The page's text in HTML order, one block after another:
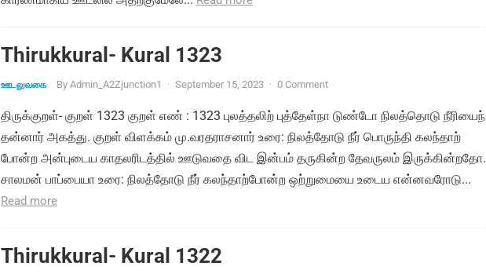
Thirukkural- Kural 1323
ஊடலுவகை By Admin_A2Zjunction1 · September 15, 2023 · 0 Comment
திருக்குறள்- குறள் 1323 குறள் எண் : 1323 புலத்தலிற் புத்தேள்நா டுண்டோ நிலத்தொடு நீரியைந்
தன்னார் அகத்து. குறள் விளக்கம் மு.வரதராசனார் உரை: நிலத்தோடு நீர் பொருந்தி கலந்தாற்
போன்ற அன்புடைய காதலரிடத்தில் ஊடுவதை விட இன்பம் தருகின்ற தேவருலம் இருக்கின்றதோ.
சாலமன் பாப்பையா உரை: நிலத்தோடு நீர் கலந்தாற்போன்ற ஒற்றுமையை உடைய என்னவரோடு...
Read more
Thirukkural- Kural 1322